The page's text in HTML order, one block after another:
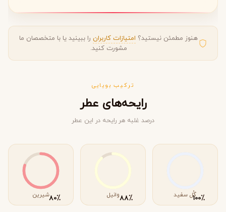
هنوز مطمئن نیستید؟ امتیازات کاربران را ببینید یا با متخصصان ما
مشورت کنید.
ترکیب بویایی
رایحه‌های عطر
درصد غلبه هر رایحه در این عطر
٪100گُل سفید ٪88وانیل ٪80شیرین